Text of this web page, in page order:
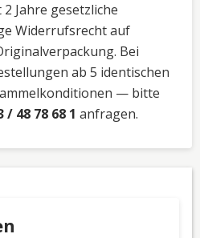
Jahre gesetzliche
Widerrufsrecht auf
Bei
ab 5 identischen
— bitte
/ 48 78 68 1 anfragen.